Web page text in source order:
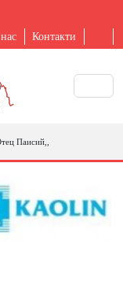
Контакти
Паисий,,